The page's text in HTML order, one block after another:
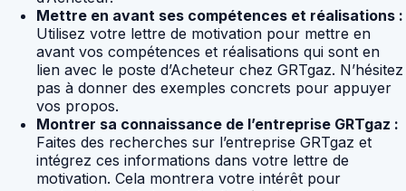
Mettre en avant ses compétences et réalisations :
Utilisez votre lettre de motivation pour mettre en
avant vos compétences et réalisations qui sont en
lien avec le poste d’Acheteur chez GRTgaz. N’hésitez
pas à donner des exemples concrets pour appuyer
vos propos.
Montrer sa connaissance de l’entreprise GRTgaz :
Faites des recherches sur l’entreprise GRTgaz et
intégrez ces informations dans votre lettre de
motivation. Cela montrera votre intérêt pour